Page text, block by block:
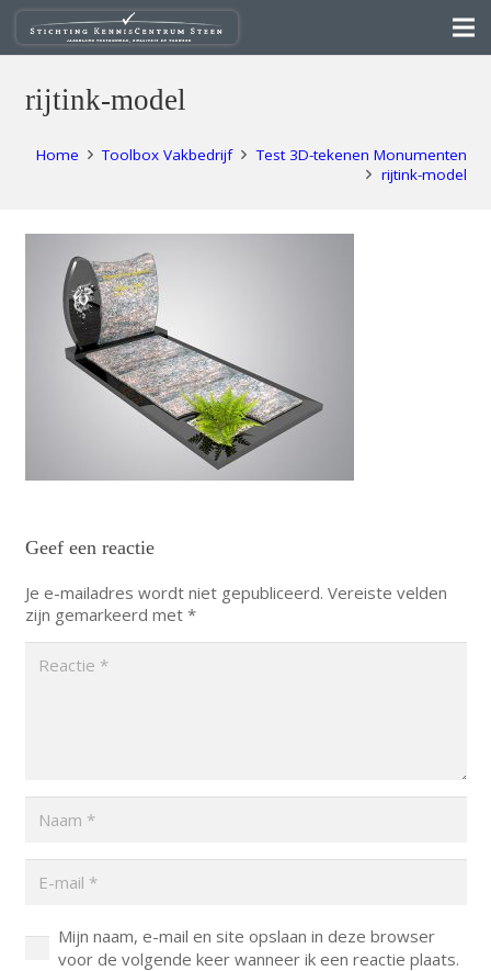
rijtink-model
Home Toolbox Vakbedrijf
Test 3D-tekenen Monumenten
rijtink-model
Geef een reactie
Je e-mailadres wordt niet gepubliceerd. Vereiste velden
zijn gemarkeerd met *
Mijn naam, e-mail en site opslaan in deze browser
voor de volgende keer wanneer ik een reactie plaats.